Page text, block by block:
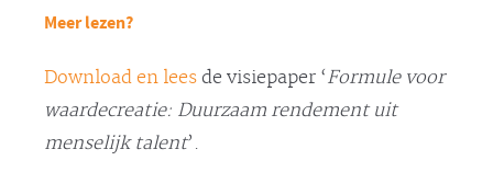
Meer lezen?
Download en lees de visiepaper ‘Formule voor
waardecreatie: Duurzaam rendement uit
menselijk talent’.